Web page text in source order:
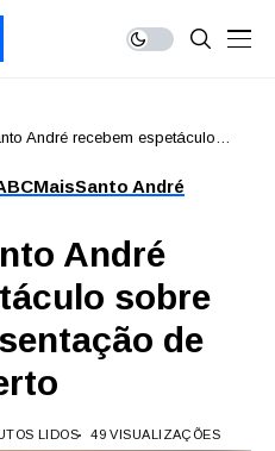
André recebem espetáculo
MaisSanto André
André
sobre
de
LIDOS 49 VISUALIZAÇÕES